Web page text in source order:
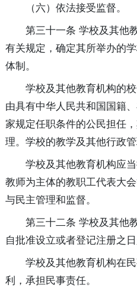
（六）依法接受监督。
第三十一条 学校及其他
有关规定，确定其所举办的
体制。
学校及其他教育机构的
由具有中华人民共和国国籍
家规定任职条件的公民担任
理。学校的教学及其他行政管
学校及其他教育机构应
教师为主体的教职工代表大
与民主管理和监督。
第三十二条 学校及其他
自批准设立或者登记注册之
学校及其他教育机构在
利，承担民事责任。